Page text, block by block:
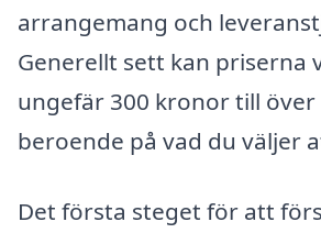
arrangemang och
Generellt sett kan priserna
ungefär 300 kronor till över
beroende på vad du väljer
Det första steget för att